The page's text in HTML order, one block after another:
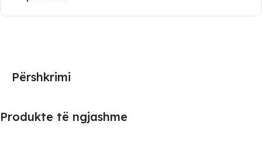
Përshkrimi
Produkte të ngjashme